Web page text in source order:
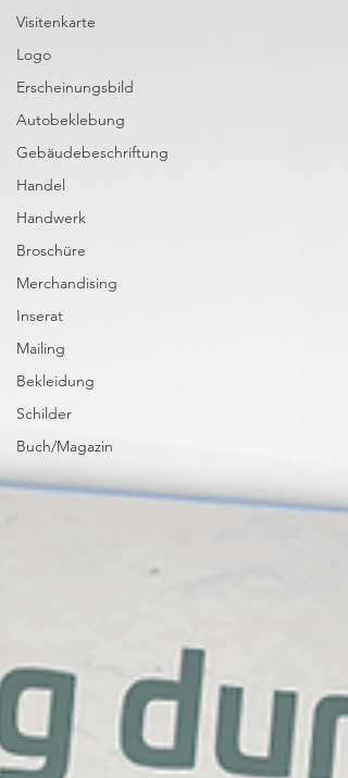
Visitenkarte
Logo
Erscheinungsbild
Autobeklebung
Gebäudebeschriftung
Handel
Handwerk
Broschüre
Merchandising
Inserat
Mailing
Bekleidung
Schilder
Buch/Magazin